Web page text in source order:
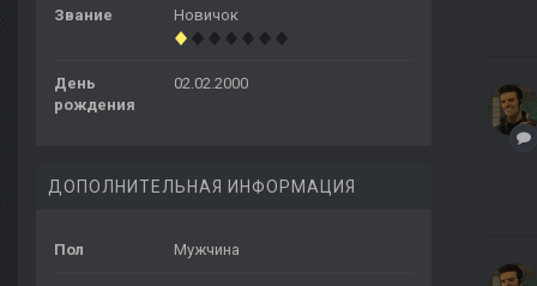
Звание Новичок
День
рождения
02.02.2000
ДОПОЛНИТЕЛЬНАЯ ИНФОРМАЦИЯ
Пол Мужчина